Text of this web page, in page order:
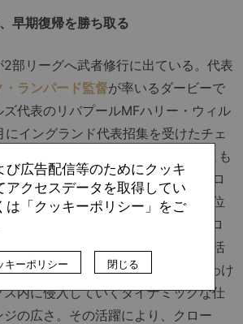
早期復帰を勝ち取る
部リーグへ武者修行に出ている。代表
・ランパード監督が率いるダービーで
代表のリバプールMFハリー・ウィル
にイングランド代表招集を受けたチェ
19歳）。だが前半戦、彼らに勝るとも
たのが、レスターからウェストブロ
れていたバーンズだ。トップ下の定位
で9ゴール。さらに一昨年のトゥーロ
に輝いており、バーンリーなどで活
DNAを存分に発揮している。とりわけ
内に侵入していくダイナミックな仕
の広さ。その活躍により、クロー
び広告配信等のためにクッキ
アクセスデータを取得してい
は「クッキーポリシー」をご
キーポリシー 閉じる